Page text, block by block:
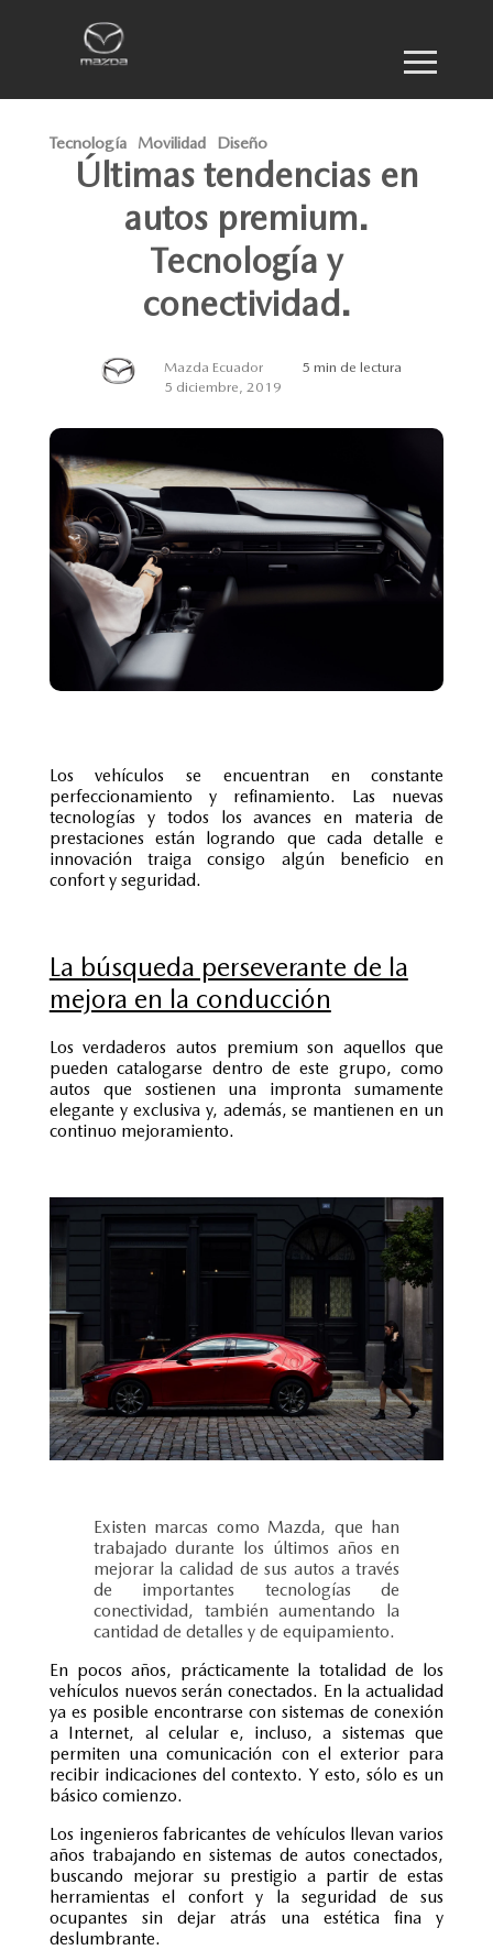
Tecnología Movilidad Diseño
Últimas tendencias en
autos premium.
Tecnología y
conectividad.
Mazda Ecuador
5 diciembre, 2019
5 min de lectura
Los vehículos se encuentran en constante
perfeccionamiento y refinamiento. Las nuevas
tecnologías y todos los avances en materia de
prestaciones están logrando que cada detalle e
innovación traiga consigo algún beneficio en
confort y seguridad.
La búsqueda perseverante de la
mejora en la conducción
Los verdaderos autos premium son aquellos que
pueden catalogarse dentro de este grupo, como
autos que sostienen una impronta sumamente
elegante y exclusiva y, además, se mantienen en un
continuo mejoramiento.
Existen marcas como Mazda, que han
trabajado durante los últimos años en
mejorar la calidad de sus autos a través
de importantes tecnologías de
conectividad, también aumentando la
cantidad de detalles y de equipamiento.
En pocos años, prácticamente la totalidad de los
vehículos nuevos serán conectados. En la actualidad
ya es posible encontrarse con sistemas de conexión
a Internet, al celular e, incluso, a sistemas que
permiten una comunicación con el exterior para
recibir indicaciones del contexto. Y esto, sólo es un
básico comienzo.
Los ingenieros fabricantes de vehículos llevan varios
años trabajando en sistemas de autos conectados,
buscando mejorar su prestigio a partir de estas
herramientas el confort y la seguridad de sus
ocupantes sin dejar atrás una estética fina y
deslumbrante.